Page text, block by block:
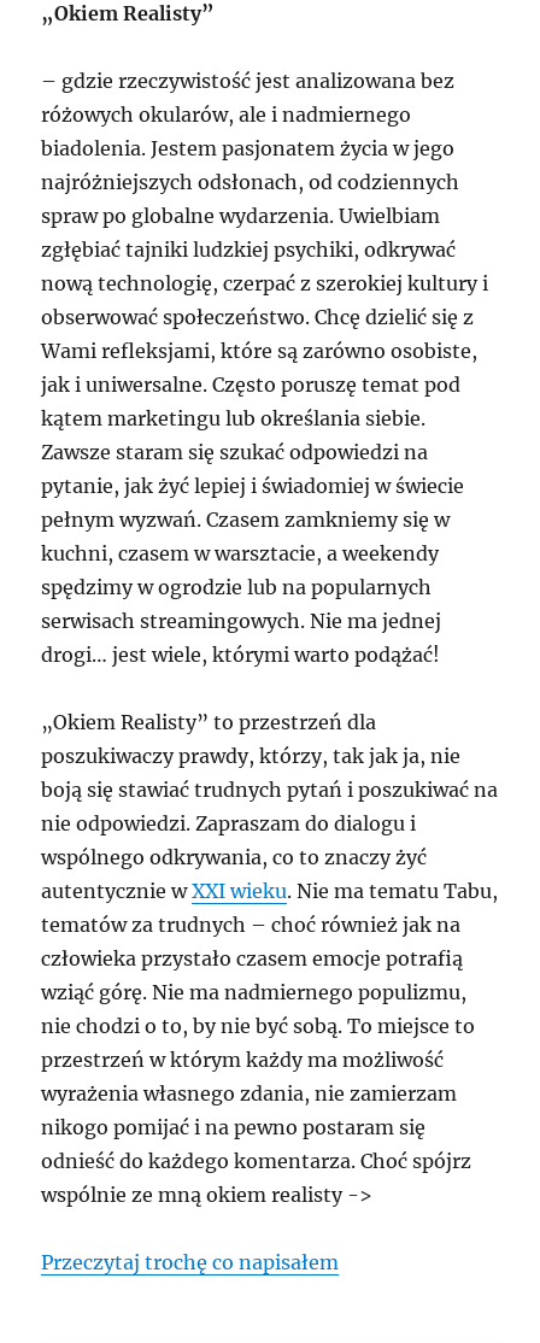
„Okiem Realisty”
– gdzie rzeczywistość jest analizowana bez
różowych okularów, ale i nadmiernego
biadolenia. Jestem pasjonatem życia w jego
najróżniejszych odsłonach, od codziennych
spraw po globalne wydarzenia. Uwielbiam
zgłębiać tajniki ludzkiej psychiki, odkrywać
nową technologię, czerpać z szerokiej kultury i
obserwować społeczeństwo. Chcę dzielić się z
Wami refleksjami, które są zarówno osobiste,
jak i uniwersalne. Często poruszę temat pod
kątem marketingu lub określania siebie.
Zawsze staram się szukać odpowiedzi na
pytanie, jak żyć lepiej i świadomiej w świecie
pełnym wyzwań. Czasem zamkniemy się w
kuchni, czasem w warsztacie, a weekendy
spędzimy w ogrodzie lub na popularnych
serwisach streamingowych. Nie ma jednej
drogi… jest wiele, którymi warto podążać!
„Okiem Realisty” to przestrzeń dla
poszukiwaczy prawdy, którzy, tak jak ja, nie
boją się stawiać trudnych pytań i poszukiwać na
nie odpowiedzi. Zapraszam do dialogu i
wspólnego odkrywania, co to znaczy żyć
autentycznie wXXI wieku. Nie ma tematu Tabu,
tematów za trudnych – choć również jak na
człowieka przystało czasem emocje potrafią
wziąć górę. Nie ma nadmiernego populizmu,
nie chodzi o to, by nie być sobą. To miejsce to
przestrzeń w którym każdy ma możliwość
wyrażenia własnego zdania, nie zamierzam
nikogo pomijać i na pewno postaram się
odnieść do każdego komentarza. Choć spójrz
wspólnie ze mną okiem realisty ->
Przeczytaj trochę co napisałem